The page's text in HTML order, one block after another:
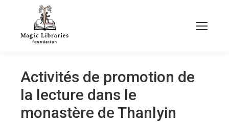
Activités de promotion de
la lecture dans le
monastère de Thanlyin